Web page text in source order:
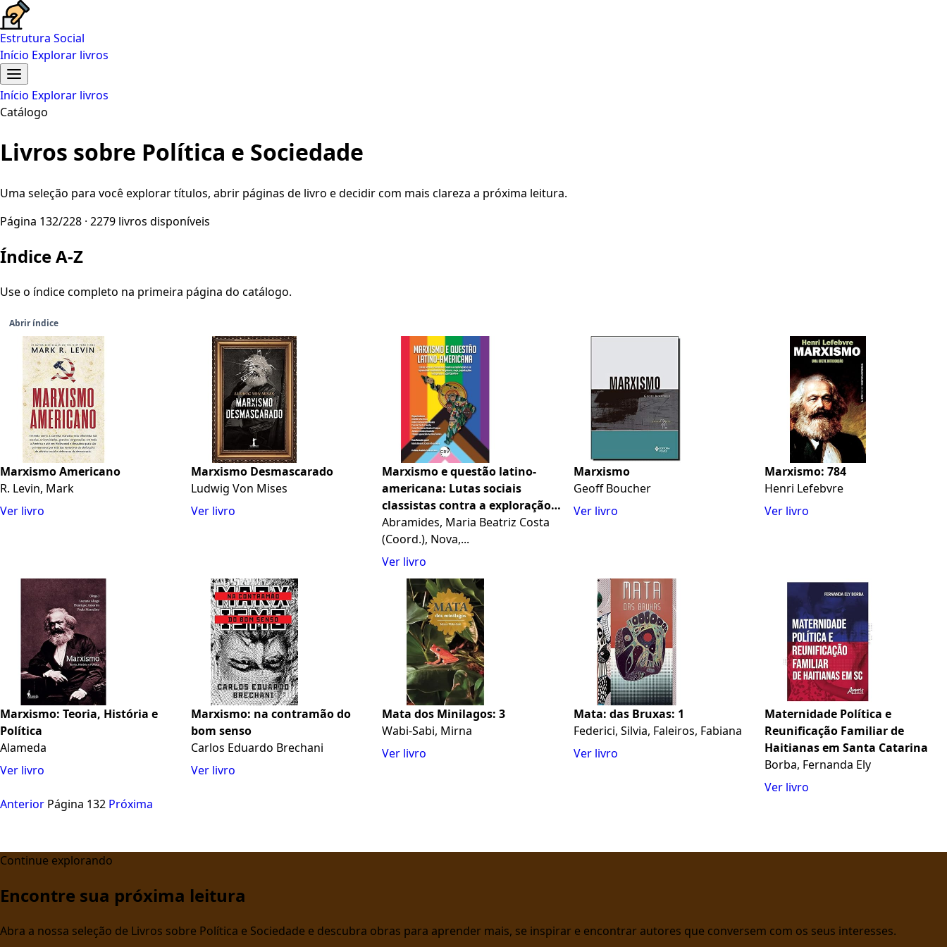
Estrutura Social
Início Explorar livros
Início Explorar livros
Catálogo
Livros sobre Política e Sociedade
Uma seleção para você explorar títulos, abrir páginas de livro e decidir com mais clareza a próxima leitura.
Página 132/228 · 2279 livros disponíveis
Índice A-Z
Use o índice completo na primeira página do catálogo.
Abrir índice
Marxismo Americano
R. Levin, Mark
Ver livro
Marxismo Desmascarado
Ludwig Von Mises
Ver livro
Marxismo e questão latino-
americana: Lutas sociais
classistas contra a exploração
capitalista e as opressões de
gênero, raça, populações
indígenas e LGBTQIAPN+
Abramides, Maria Beatriz Costa
(Coord.), Nova,...
Ver livro
Marxismo
Geoff Boucher
Ver livro
Marxismo: 784
Henri Lefebvre
Ver livro
Marxismo: Teoria, História e
Política
Alameda
Ver livro
Marxismo: na contramão do
bom senso
Carlos Eduardo Brechani
Ver livro
Mata dos Minilagos: 3
Wabi-Sabi, Mirna
Ver livro
Mata: das Bruxas: 1
Federici, Silvia, Faleiros, Fabiana
Ver livro
Maternidade Política e
Reunificação Familiar de
Haitianas em Santa Catarina
Borba, Fernanda Ely
Ver livro
Anterior Página 132 Próxima
Continue explorando
Encontre sua próxima leitura
Abra a nossa seleção de Livros sobre Política e Sociedade e descubra obras para aprender mais, se inspirar e encontrar autores que conversem com os seus interesses.